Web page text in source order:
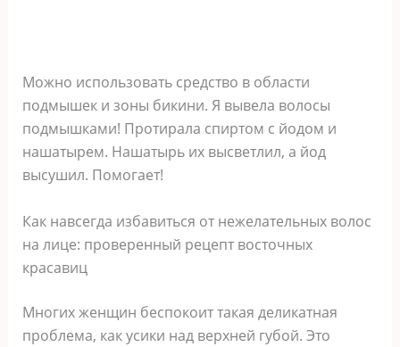
Можно использовать средство в области
подмышек и зоны бикини. Я вывела волосы
подмышками! Протирала спиртом с йодом и
нашатырем. Нашатырь их высветлил, а йод
высушил. Помогает!
Как навсегда избавиться от нежелательных волос
на лице: проверенный рецепт восточных
красавиц
Многих женщин беспокоит такая деликатная
проблема, как усики над верхней губой. Это